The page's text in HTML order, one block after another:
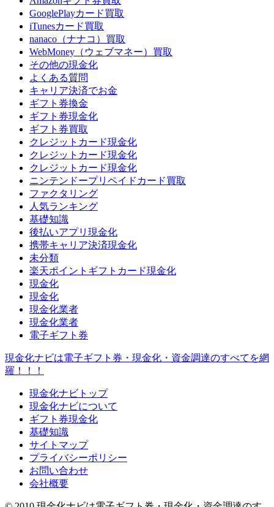
GooglePlayカード買取
iTunesカード買取
nanaco（ナナコ）買取
WebMoney（ウェブマネー）買取
その他の現金化
よくある質問
キャリア決済でお金
ギフト券換金
ギフト券現金化
ギフト券買取
クレジットカード現金化
クレジットカード現金化
クレジットカード現金化
ニンテンドープリペイドカード買取
ファクタリング
人気ランキング
基礎知識
後払いアプリ現金化
携帯キャリア決済現金化
未分類
楽天ポイントギフトカード現金化
現金化
現金化
現金化業者
現金化業者
電子ギフト券
現金化ナビは電子ギフト券・現金化・資金調達のすべてを網
羅！！！
現金化ナビトップ
現金化ナビについて
ギフト券現金化
基礎知識
サイトマップ
プライバシーポリシー
お問い合わせ
会社概要